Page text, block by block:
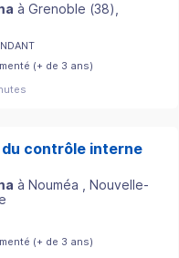
à Grenoble (38)
(+ de 3 ans)
du contrôle interne
à Nouméa
, Nouvelle-
(+ de 3 ans)